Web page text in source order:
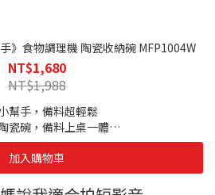
》食物調理機 陶瓷收納碗 MFP1004W
NT$1,680
NT$1,988
幫手，備料超輕鬆
瓷碗，備料上桌一體
功能，省時又省力
飛品牌，品質有保障
號：MFP1004W
加入購物車